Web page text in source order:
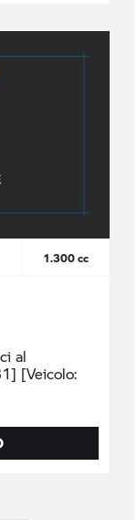
1.300 cc
al
[Veicolo: